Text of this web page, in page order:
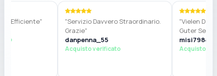
"Servizio Davvero Straordinario.
Grazie"
danpenna_55
Acquisto verificato
"Vielen Dank,
Guter Service."
misi7984
Acquisto